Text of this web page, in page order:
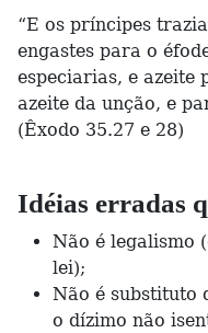
“E os príncipes
engastes para o
especiarias, e azeite
azeite da unção, e
(Êxodo 35.27 e 28)
Idéias erradas
Não é legalismo
lei);
Não é substituto
o dízimo não